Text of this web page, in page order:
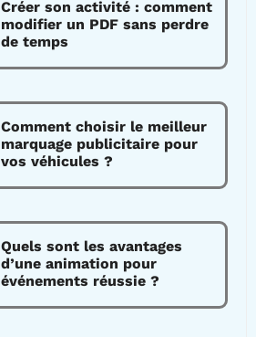
Créer son activité : comment
modifier un PDF sans perdre
de temps
Comment choisir le meilleur
marquage publicitaire pour
vos véhicules ?
Quels sont les avantages
d’une animation pour
événements réussie ?